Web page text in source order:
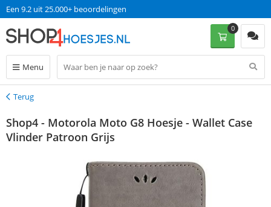
Een 9.2 uit 25.000+ beoordelingen
Menu
0
Terug
Terug
Shop4 - Motorola Moto G8 Hoesje - Wallet Case
Vlinder Patroon Grijs